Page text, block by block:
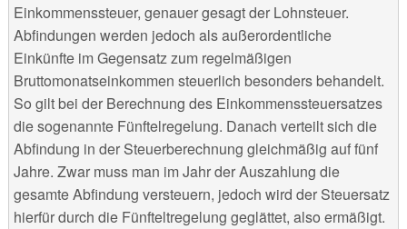
Einkommenssteuer, genauer gesagt der Lohnsteuer.
Abfindungen werden jedoch als außerordentliche
Einkünfte im Gegensatz zum regelmäßigen
Bruttomonatseinkommen steuerlich besonders behandelt.
So gilt bei der Berechnung des Einkommenssteuersatzes
die sogenannte Fünftelregelung. Danach verteilt sich die
Abfindung in der Steuerberechnung gleichmäßig auf fünf
Jahre. Zwar muss man im Jahr der Auszahlung die
gesamte Abfindung versteuern, jedoch wird der Steuersatz
hierfür durch die Fünfteltregelung geglättet, also ermäßigt.